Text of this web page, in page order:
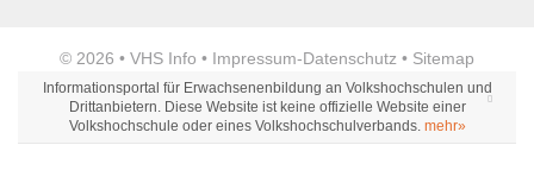
Webseite
© 2026 • VHS Info • Impressum-Datenschutz • Sitemap
Informationsportal für Erwachsenenbildung an Volkshochschulen und
Drittanbietern. Diese Website ist keine offizielle Website einer
Volkshochschule oder eines Volkshochschulverbands. mehr»